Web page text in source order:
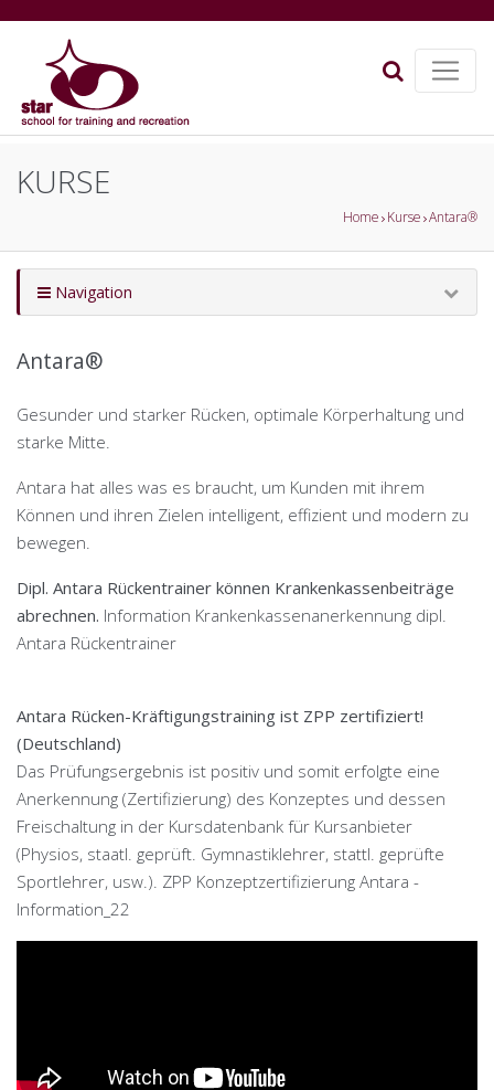
KURSE
Home Kurse Antara®
Navigation
Antara®
Gesunder und starker Rücken, optimale Körperhaltung und
starke Mitte.
Antara hat alles was es braucht, um Kunden mit ihrem
Können und ihren Zielen intelligent, effizient und modern zu
bewegen.
Dipl. Antara Rückentrainer können Krankenkassenbeiträge
abrechnen. Information Krankenkassenanerkennung dipl.
Antara Rückentrainer
Antara Rücken-Kräftigungstraining ist ZPP zertifiziert!
(Deutschland)
Das Prüfungsergebnis ist positiv und somit erfolgte eine
Anerkennung (Zertifizierung) des Konzeptes und dessen
Freischaltung in der Kursdatenbank für Kursanbieter
(Physios, staatl. geprüft. Gymnastiklehrer, stattl. geprüfte
Sportlehrer, usw.). ZPP Konzeptzertifizierung Antara -
Information_22